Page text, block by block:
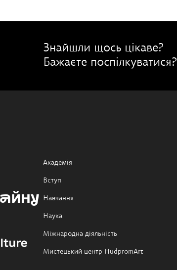
Знайшли щось цікаве?
Бажаєте поспілкуватися?
Академія
Вступ
Навчання
Наука
Міжнародна діяльність
Мистецький центр HudpromArt